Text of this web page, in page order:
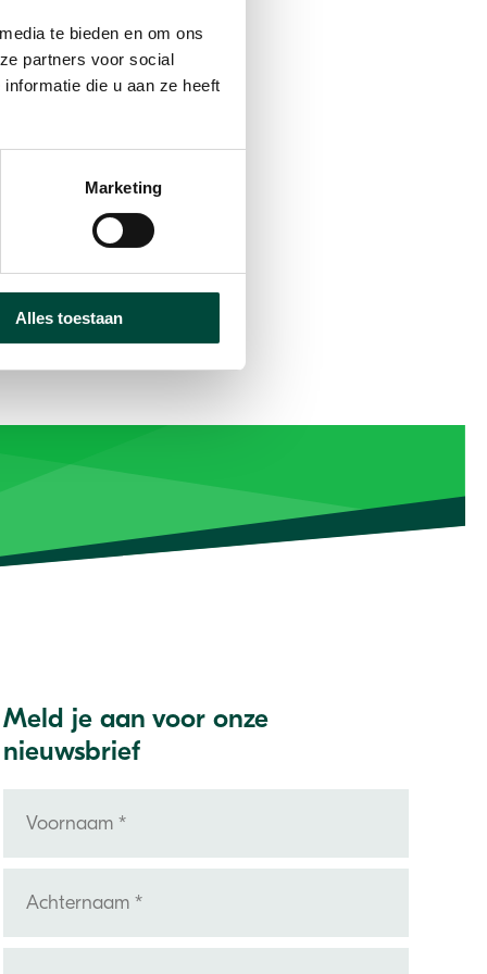
te bieden en om ons
partners voor social
die u aan ze heeft
Marketing
Alles toestaan
en
mediteren'.
Meld je aan voor onze
nieuwsbrief